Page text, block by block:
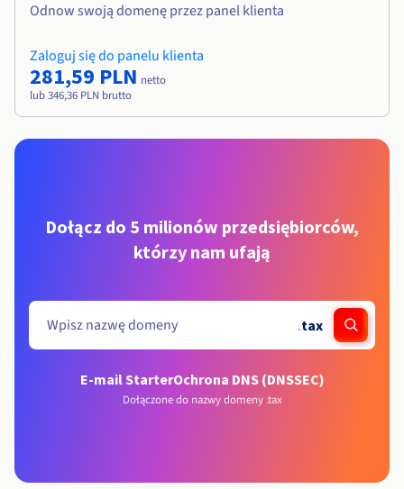
Odnow swoją domenę przez panel klienta
Zaloguj się do panelu klienta
281,59 PLN netto
lub 346,36 PLN brutto
Dołącz do 5 milionów przedsiębiorców,
którzy nam ufają
.tax
E-mail StarterOchrona DNS (DNSSEC)
Dołączone do nazwy domeny .tax